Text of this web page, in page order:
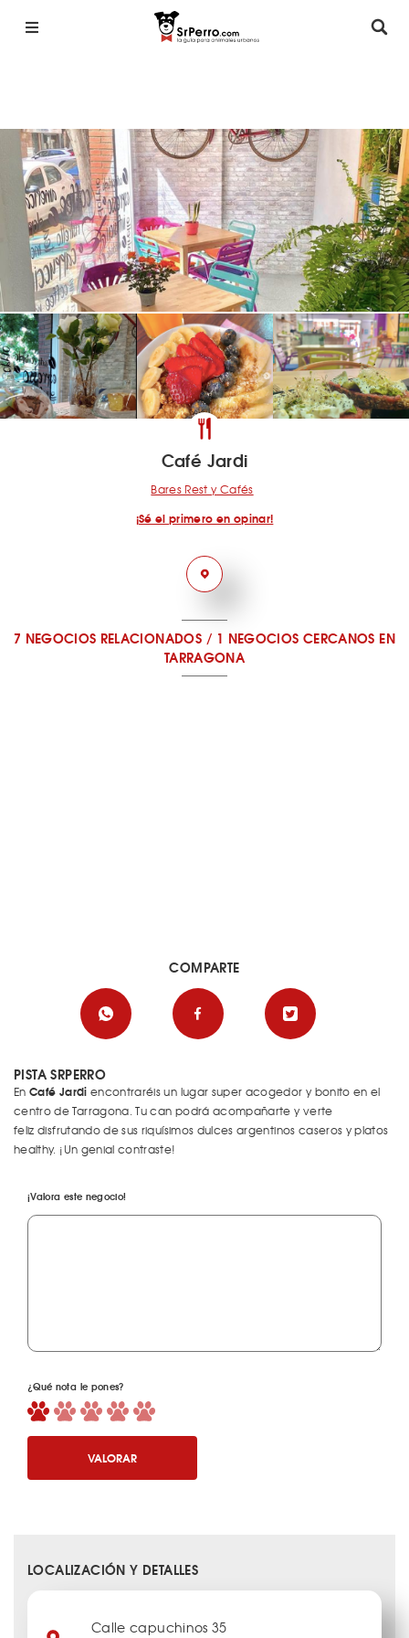
Café Jardi
Bares Rest y Cafés
¡Sé el primero en opinar!
7 NEGOCIOS RELACIONADOS/ 1 NEGOCIOS CERCANOS EN
TARRAGONA
PISTA SRPERRO
EnCafé Jardi encontraréis un lugar super acogedor y bonito en el
centro de Tarragona. Tu can podrá acompañarte y verte
feliz disfrutando de sus riquísimos dulces argentinos caseros y platos
healthy. ¡Un genial contraste!
¡Valora este negocio!
¿Qué nota le pones?
VALORAR
COMPARTE
LOCALIZACIÓN Y DETALLES
Calle capuchinos 35